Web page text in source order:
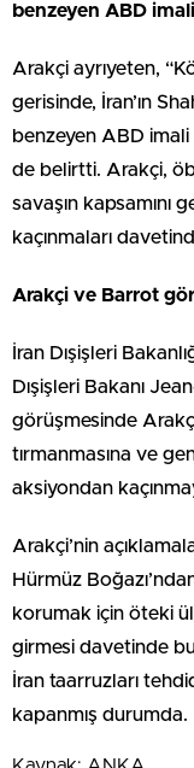
benzeyen ABD
Arakçi ayrıyeten,
gerisinde, İran’ın
benzeyen ABD imali
de belirtti. Arakçi,
savaşın kapsamını
kaçınmaları
Arakçi ve Barrot
İran Dışişleri
Dışişleri Bakanı
görüşmesinde
tırmanmasına ve
aksiyondan
Arakçi’nin
Hürmüz
korumak için öteki
girmesi davetinde
İran taarruzları
kapanmış durumda.